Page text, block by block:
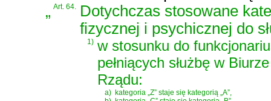
„Art. 64.
Dotychczas stosowane
fizycznej i psychicznej do
1) w stosunku do
pełniących służbę w
Rządu:
a) kategoria „Z” staje się kategorią „A”,